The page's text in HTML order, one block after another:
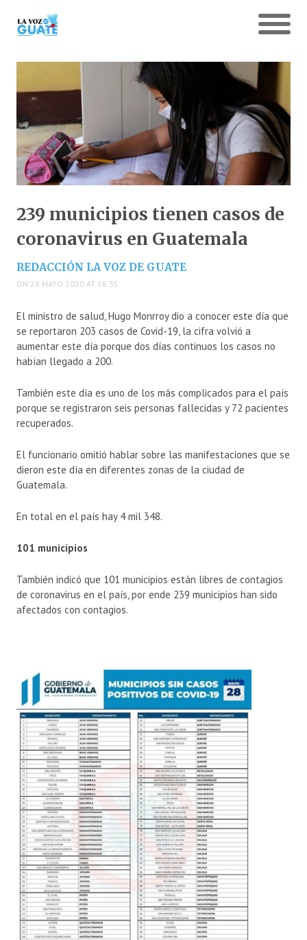
239 municipios tienen casos de
coronavirus en Guatemala
REDACCIÓN LA VOZ DE GUATE
ON 28 MAYO 2020 AT 18:35
El ministro de salud, Hugo Monrroy dio a conocer este día que
se reportaron 203 casos de Covid-19, la cifra volvió a
aumentar este día porque dos días continuos los casos no
habían llegado a 200.
También este día es uno de los más complicados para el país
porque se registraron seis personas fallecidas y 72 pacientes
recuperados.
El funcionario omitió hablar sobre las manifestaciones que se
dieron este día en diferentes zonas de la ciudad de
Guatemala.
En total en el país hay 4 mil 348.
101 municipios
También indicó que 101 municipios están libres de contagios
de coronavirus en el país, por ende 239 municipios han sido
afectados con contagios.